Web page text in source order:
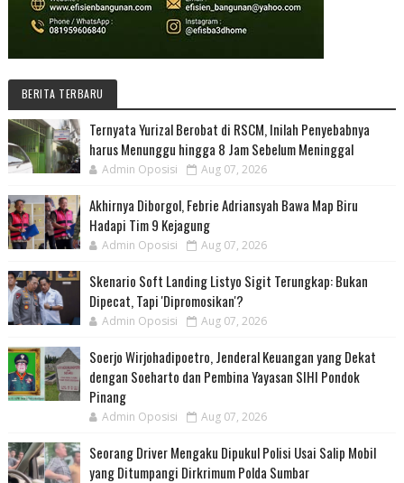
BERITA TERBARU
Ternyata Yurizal Berobat di RSCM, Inilah Penyebabnya
harus Menunggu hingga 8 Jam Sebelum Meninggal
Admin Oposisi Aug 07, 2026
Akhirnya Diborgol, Febrie Adriansyah Bawa Map Biru
Hadapi Tim 9 Kejagung
Admin Oposisi Aug 07, 2026
Skenario Soft Landing Listyo Sigit Terungkap: Bukan
Dipecat, Tapi 'Dipromosikan'?
Admin Oposisi Aug 07, 2026
Soerjo Wirjohadipoetro, Jenderal Keuangan yang Dekat
dengan Soeharto dan Pembina Yayasan SIHI Pondok
Pinang
Admin Oposisi Aug 07, 2026
Seorang Driver Mengaku Dipukul Polisi Usai Salip Mobil
yang Ditumpangi Dirkrimum Polda Sumbar